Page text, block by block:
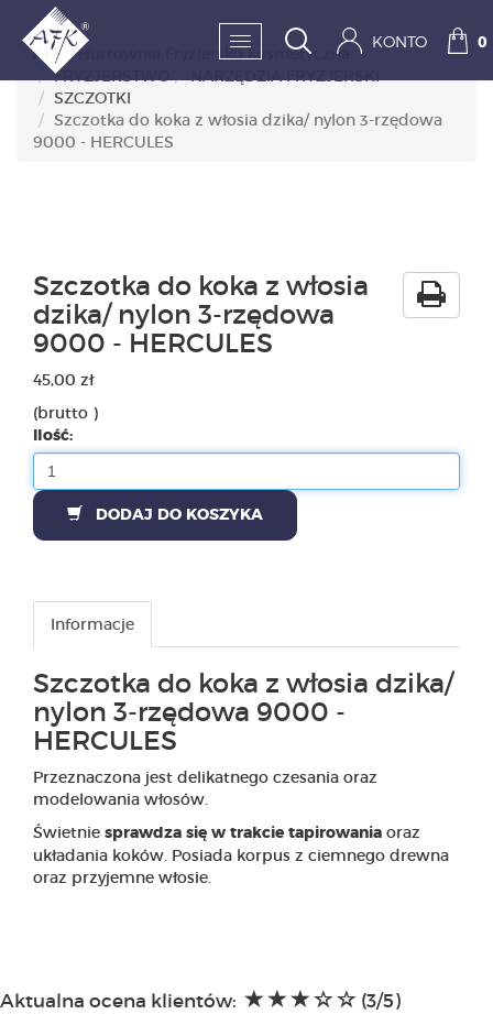
SKLEP:
PAZNOKCIE
BESTSELLERY
PRODUKTY
KONTAKT
KONTO 0
AFK - Hurtownia Fryzjersko kosmetyczna
FRYZJERSTWO
NARZĘDZIA FRYZJERSKI
SZCZOTKI
Szczotka do koka z włosia dzika/ nylon 3-rzędowa
9000 - HERCULES
Szczotka do koka z włosia
dzika/ nylon 3-rzędowa
9000 - HERCULES
45,00 zł
(brutto )
Ilość:
DODAJ DO KOSZYKA
Informacje
Szczotka do koka z włosia dzika/
nylon 3-rzędowa 9000 -
HERCULES
Przeznaczona jest delikatnego czesania oraz
modelowania włosów.
Świetnie sprawdza się w trakcie tapirowania oraz
układania koków. Posiada korpus z ciemnego drewna
oraz przyjemne włosie.
Aktualna ocena klientów:
(3/5)